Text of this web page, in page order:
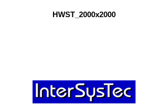
HWST_2000x2000